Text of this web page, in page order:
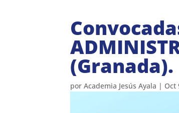
(Granada).
por Academia Jesús Ayala | Oct